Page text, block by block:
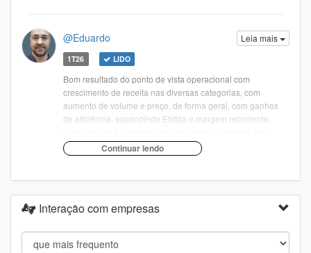
Leia mais
@Eduardo
1T26 LIDO
Bom resultado do ponto de vista operacional com
crescimento de receita nas diversas categorias, com
aumento de volume e preço, de forma geral, com ganhos
de eficiência, expandindo Ebitda e margem recorrente.
virtude do endividamento. Estrutura de capital segue
tranquila com baixa alavancagem. A geração de caixa foi
Interação com empresas